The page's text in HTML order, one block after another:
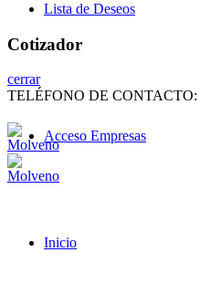
Lista de Deseos
Cotizador
cerrar
TELÉFONO DE CONTACTO:
Acceso Empresas
Inicio